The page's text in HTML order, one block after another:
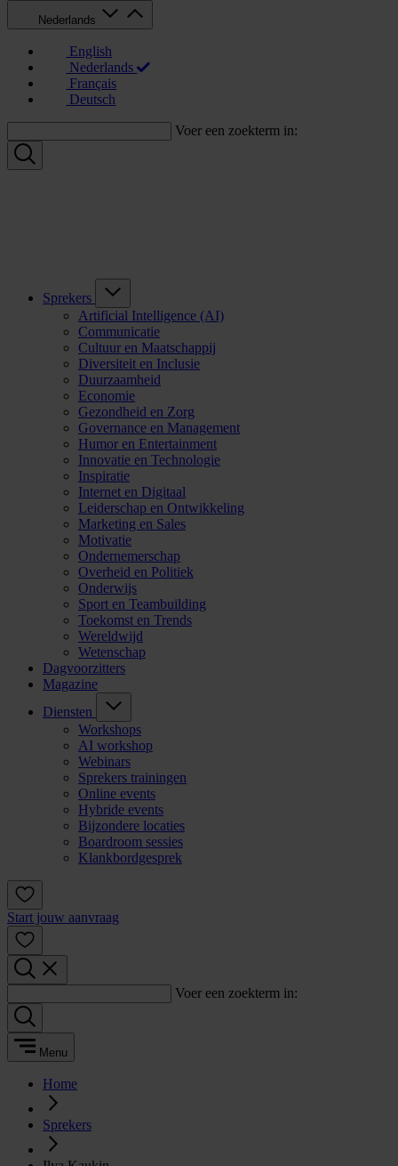
Nederlands
English
Nederlands
Français
Deutsch
Voer een zoekterm in:
Sprekers
Artificial Intelligence (AI)
Communicatie
Cultuur en Maatschappij
Diversiteit en Inclusie
Duurzaamheid
Economie
Gezondheid en Zorg
Governance en Management
Humor en Entertainment
Innovatie en Technologie
Inspiratie
Internet en Digitaal
Leiderschap en Ontwikkeling
Marketing en Sales
Motivatie
Ondernemerschap
Overheid en Politiek
Onderwijs
Sport en Teambuilding
Toekomst en Trends
Wereldwijd
Wetenschap
Dagvoorzitters
Magazine
Diensten
Workshops
AI workshop
Webinars
Sprekers trainingen
Online events
Hybride events
Bijzondere locaties
Boardroom sessies
Klankbordgesprek
Start jouw aanvraag
Voer een zoekterm in:
Menu
Home
Sprekers